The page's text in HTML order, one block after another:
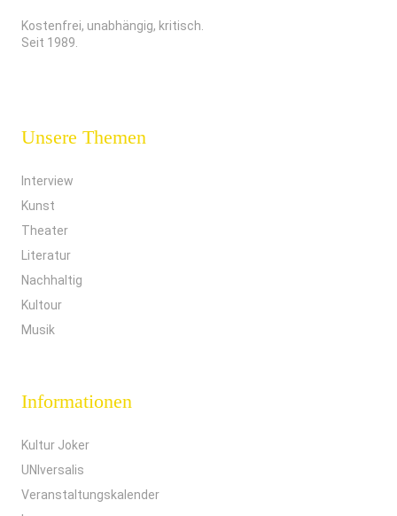
Kostenfrei, unabhängig, kritisch.
Seit 1989.
Unsere Themen
Interview
Kunst
Theater
Literatur
Nachhaltig
Kultour
Musik
Informationen
Kultur Joker
UNIversalis
Veranstaltungskalender